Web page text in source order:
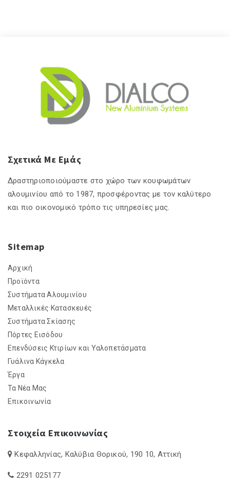
Σχετικά Με Εμάς
Δραστηριοποιούμαστε στο χώρο των κουφωμάτων
αλουμινίου από το 1987, προσφέροντας με τον καλύτερο
και πιο οικονομικό τρόπο τις υπηρεσίες μας.
Sitemap
Αρχική
Προϊόντα
Συστήματα Αλουμινίου
Μεταλλικές Κατασκευές
Συστήματα Σκίασης
Πόρτες Εισόδου
Επενδύσεις Κτιρίων και Υαλοπετάσματα
Γυάλινα Κάγκελα
Έργα
Τα Νέα Μας
Επικοινωνία
Στοιχεία Επικοινωνίας
Κεφαλληνίας, Καλύβια Θορικού, 190 10, Αττική
2291 025177